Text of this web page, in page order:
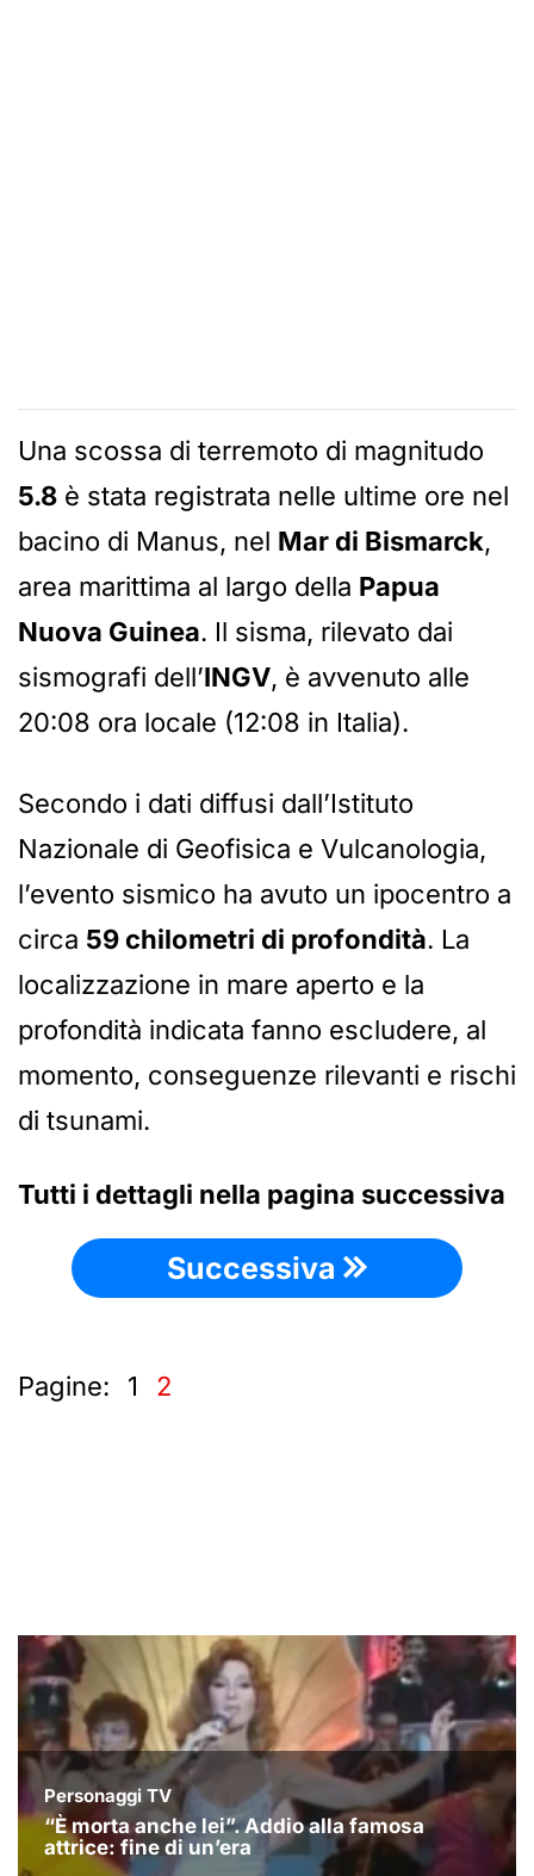
Una scossa di terremoto di magnitudo
5.8 è stata registrata nelle ultime ore nel
bacino di Manus, nel Mar di Bismarck,
area marittima al largo della Papua
Nuova Guinea. Il sisma, rilevato dai
sismografi dell’INGV, è avvenuto alle
20:08 ora locale (12:08 in Italia).
Secondo i dati diffusi dall’Istituto
Nazionale di Geofisica e Vulcanologia,
l’evento sismico ha avuto un ipocentro a
circa 59 chilometri di profondità. La
localizzazione in mare aperto e la
profondità indicata fanno escludere, al
momento, conseguenze rilevanti e rischi
di tsunami.
Tutti i dettagli nella pagina successiva
Successiva
Pagine: 1 2